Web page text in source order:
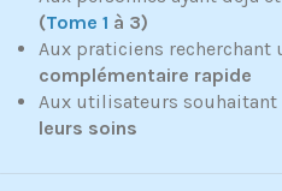
(Tome 1 à 3)
Aux praticiens recherchant
complémentaire rapide
Aux utilisateurs
leurs soins